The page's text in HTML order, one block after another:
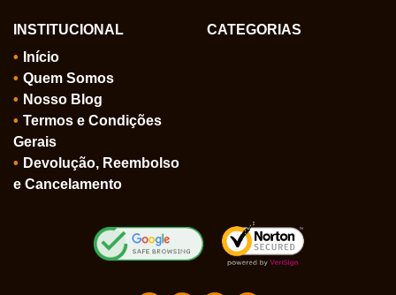
INSTITUCIONAL
Início
Quem Somos
Nosso Blog
Termos e Condições
Gerais
Devolução, Reembolso
e Cancelamento
CATEGORIAS